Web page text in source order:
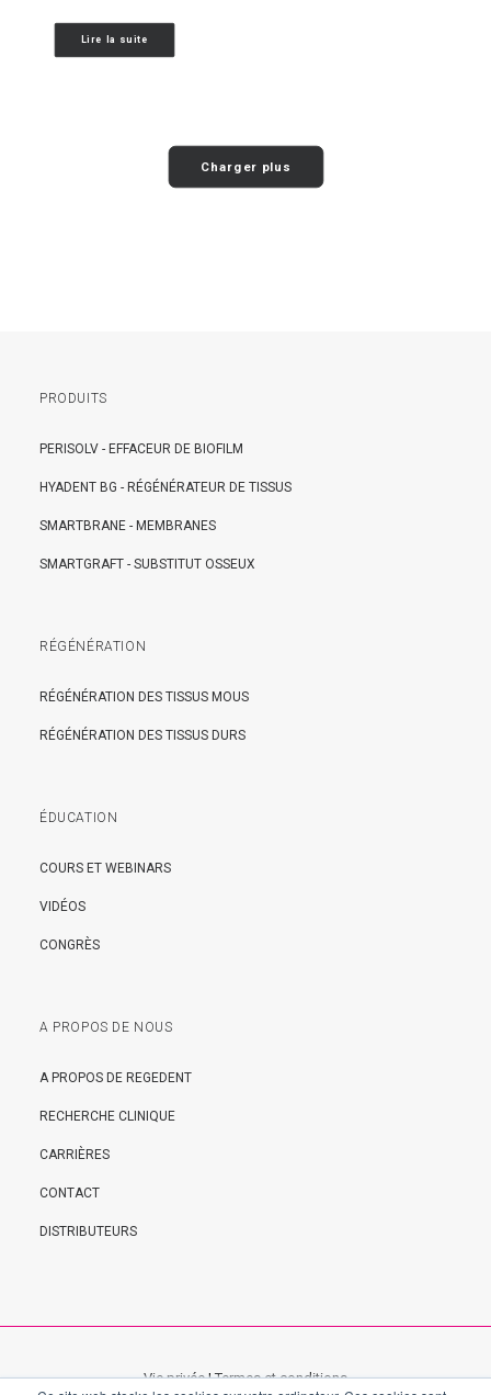
Lire la suite
Charger plus
PRODUITS
PERISOLV - EFFACEUR DE BIOFILM
HYADENT BG - RÉGÉNÉRATEUR DE TISSUS
SMARTBRANE - MEMBRANES
SMARTGRAFT - SUBSTITUT OSSEUX
RÉGÉNÉRATION
RÉGÉNÉRATION DES TISSUS MOUS
RÉGÉNÉRATION DES TISSUS DURS
ÉDUCATION
COURS ET WEBINARS
VIDÉOS
CONGRÈS
A PROPOS DE NOUS
A PROPOS DE REGEDENT
RECHERCHE CLINIQUE
CARRIÈRES
CONTACT
DISTRIBUTEURS
Vie privée|Termes et conditions